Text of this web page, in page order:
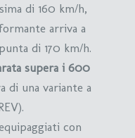
di 160 km/h,
arriva a
di 170 km/h.
supera i 600
di una variante a
con